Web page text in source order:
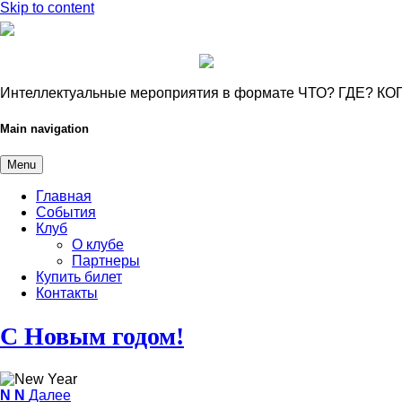
Skip to content
Интеллектуальные мероприятия в формате ЧТО? ГДЕ?
Main navigation
Menu
Главная
События
Клуб
О клубе
Партнеры
Купить билет
Контакты
С Новым годом!
N N Далее